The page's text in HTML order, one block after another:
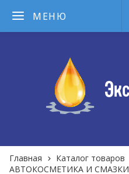
МЕНЮ
Главная
Каталог товаров
АВТОКОСМЕТИКА И СМАЗКИ